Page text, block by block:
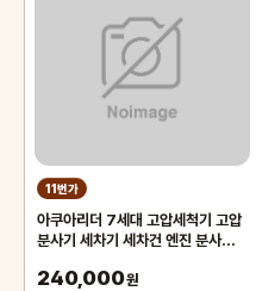
11번가
아쿠아리더 7세대 고압세척기 고압
분사기 세차기 세차건 엔진 분사기
240,000원